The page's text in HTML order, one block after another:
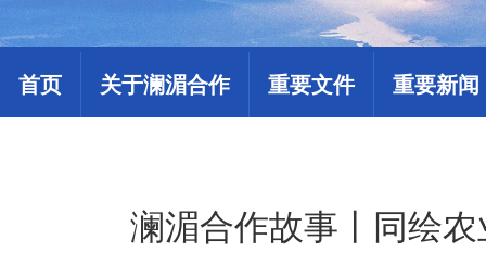
首页 关于澜湄合作 重要文件 重要新闻
澜湄合作故事丨同绘